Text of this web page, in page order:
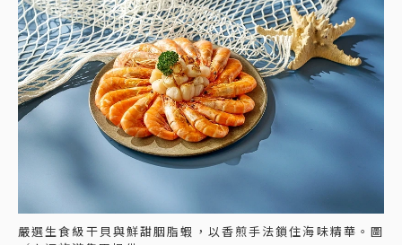
嚴選生食級干貝與鮮甜胭脂蝦，以香煎手法鎖住海味精華。圖